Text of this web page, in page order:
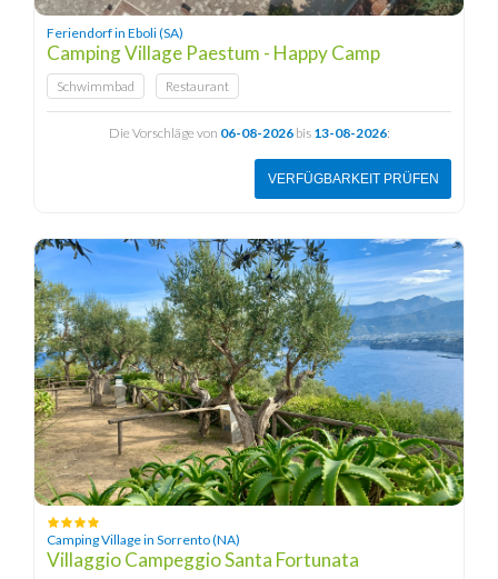
Feriendorf in Eboli (SA)
Camping Village Paestum - Happy Camp
Schwimmbad Restaurant
Die Vorschläge von 06-08-2026bis 13-08-2026:
VERFÜGBARKEIT PRÜFEN
Camping Village in Sorrento (NA)
Villaggio Campeggio Santa Fortunata